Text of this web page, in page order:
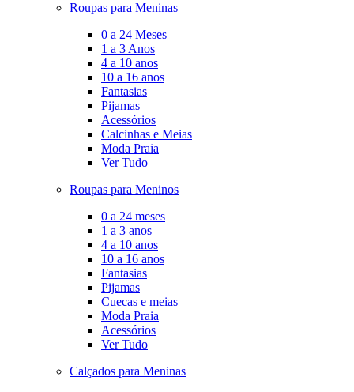
Roupas para Meninas
0 a 24 Meses
1 a 3 Anos
4 a 10 anos
10 a 16 anos
Fantasias
Pijamas
Acessórios
Calcinhas e Meias
Moda Praia
Ver Tudo
Roupas para Meninos
0 a 24 meses
1 a 3 anos
4 a 10 anos
10 a 16 anos
Fantasias
Pijamas
Cuecas e meias
Moda Praia
Acessórios
Ver Tudo
Calçados para Meninas